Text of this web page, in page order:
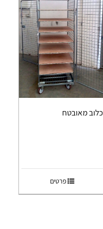
כלוב מאובטח
פרטים